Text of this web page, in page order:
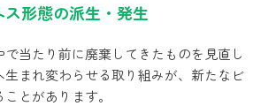
形態の派生・発生
当たり前に廃棄してきたものを見直し
生まれ変わらせる取り組みが、新たなビ
とがあります。